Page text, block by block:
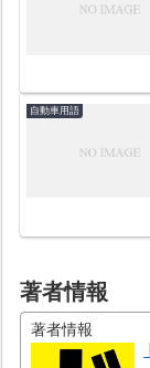
自動車用語
著者情報
著者情報